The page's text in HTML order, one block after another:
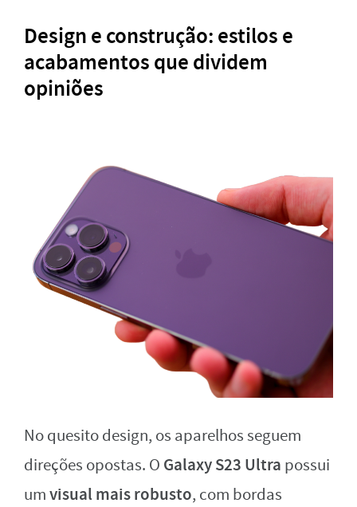
Design e construção: estilos e
acabamentos que dividem
opiniões
No quesito design, os aparelhos seguem
direções opostas. O Galaxy S23 Ultra possui
umvisual mais robusto, com bordas